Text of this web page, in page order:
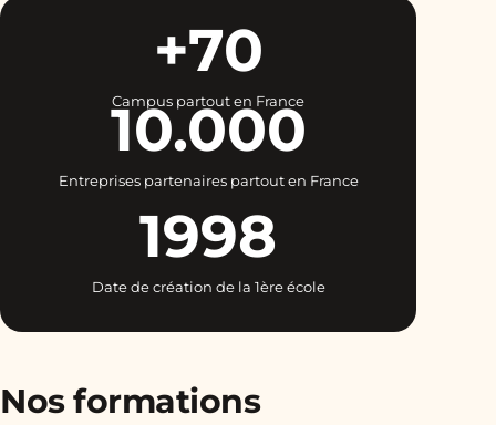
+70
Campus partout en France
10.000
Entreprises partenaires partout en France
1998
Date de création de la 1ère école
Nos formations